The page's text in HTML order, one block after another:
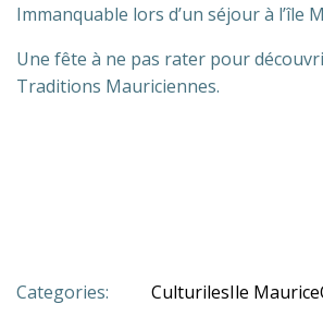
Immanquable lors d’un séjour à l’île
Une fête à ne pas rater pour
Traditions Mauriciennes.
Categories: CulturilesIle Maurice